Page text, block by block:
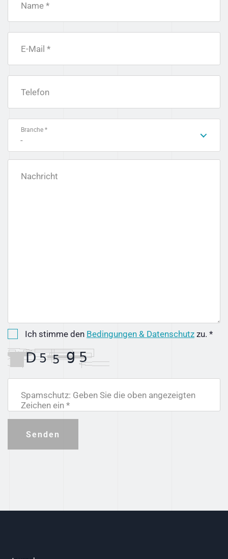
Name *
E-Mail *
Telefon
Branche *
-
Nachricht
Ich stimme den Bedingungen & Datenschutz zu. *
Spamschutz: Geben Sie die oben angezeigten
Zeichen ein *
Senden